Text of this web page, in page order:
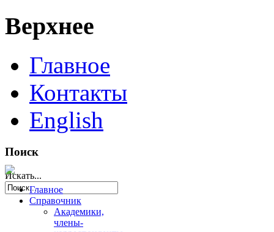
Верхнее
Главное
Контакты
English
Поиск
Искать...
Главное
Справочник
Академики,
члены-